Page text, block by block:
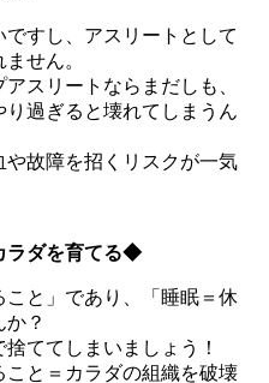
すし、アスリートとして
せん。
スリートならまだしも、
過ぎると壊れてしまうん
故障を招くリスクが一気
ラダを育てる◆
と」であり、「睡眠＝休
？
ててしまいましょう！
と＝カラダの組織を破壊